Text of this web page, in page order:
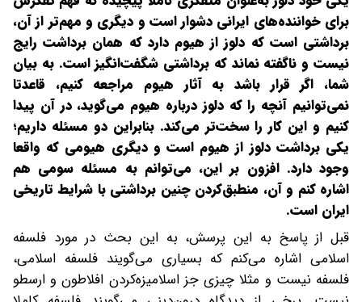
برای خواننده‌های ایرانی دشوار است و دیگری و مهم‌تر از آن،
برداشتی است که دلوز از هیوم دارد که همان برداشت رایج
نیست و ناگفته نماند که برداشتی شگفت‌انگیز است. به بیان
شما، اگر قرار باشد به آثار هیوم مراجعه کنیم، قاعدتا
نمی‌توانیم آنچه را که دلوز درباره هیوم می‌گوید،‌ در آن پیدا
کنیم و این کار را سخت‌تر می‌کند. بنابراین دو مسئله داریم؛
یکی برداشت دلوز از هیوم است و دیگری هیومی که واقعا
وجود دارد. افزون بر این، می‌توانم به مسئله سومی هم
اشاره کنم و آن، منطبق‌کردن چنین برداشتی با شرایط تاریخی
ایران است.
قبل از پاسخ به این پرسش، به این بحث در مورد فلسفه
اسلامی اشاره می‌کنم که بسیاری می‌گویند فلسفه اسلامی،
فلسفه نیست و مثلا چیزی جز اسلامیزه‌کردن افلاطون و ارسطو